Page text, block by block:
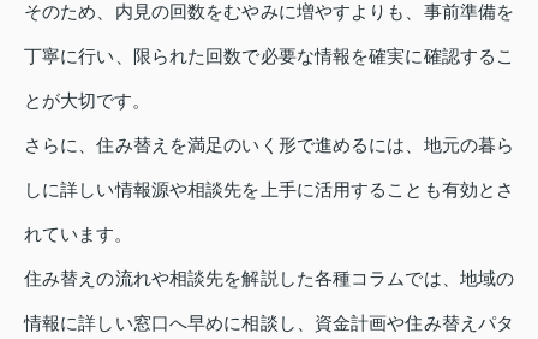
そのため、内見の回数をむやみに増やすよりも、事前準備を
丁寧に行い、限られた回数で必要な情報を確実に確認するこ
とが大切です。
さらに、住み替えを満足のいく形で進めるには、地元の暮ら
しに詳しい情報源や相談先を上手に活用することも有効とさ
れています。
住み替えの流れや相談先を解説した各種コラムでは、地域の
情報に詳しい窓口へ早めに相談し、資金計画や住み替えパタ